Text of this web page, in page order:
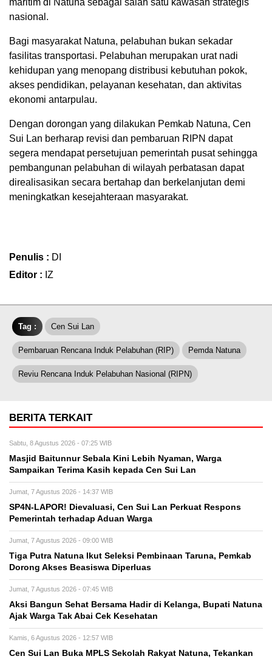
nasional.
Bagi masyarakat Natuna, pelabuhan bukan sekadar
fasilitas transportasi. Pelabuhan merupakan urat nadi
kehidupan yang menopang distribusi kebutuhan pokok,
akses pendidikan, pelayanan kesehatan, dan aktivitas
ekonomi antarpulau.
Dengan dorongan yang dilakukan Pemkab Natuna, Cen
Sui Lan berharap revisi dan pembaruan RIPN dapat
segera mendapat persetujuan pemerintah pusat sehingga
pembangunan pelabuhan di wilayah perbatasan dapat
direalisasikan secara bertahap dan berkelanjutan demi
meningkatkan kesejahteraan masyarakat.
Penulis : DI
Editor : IZ
Tag : Cen Sui Lan
Pembaruan Rencana Induk Pelabuhan (RIP) Pemda Natuna
Reviu Rencana Induk Pelabuhan Nasional (RIPN)
BERITA TERKAIT
Sabtu, 8 Agustus 2026 - 07:25 WIB
Masjid Baitunnur Sebala Kini Lebih Nyaman, Warga
Sampaikan Terima Kasih kepada Cen Sui Lan
Jumat, 7 Agustus 2026 - 14:37 WIB
SP4N-LAPOR! Dievaluasi, Cen Sui Lan Perkuat Respons
Pemerintah terhadap Aduan Warga
Jumat, 7 Agustus 2026 - 09:00 WIB
Tiga Putra Natuna Ikut Seleksi Pembinaan Taruna, Pemkab
Dorong Akses Beasiswa Diperluas
Jumat, 7 Agustus 2026 - 07:45 WIB
Aksi Bangun Sehat Bersama Hadir di Kelanga, Bupati Natuna
Ajak Warga Tak Abai Cek Kesehatan
Kamis, 6 Agustus 2026 - 12:57 WIB
Cen Sui Lan Buka MPLS Sekolah Rakyat Natuna, Tekankan